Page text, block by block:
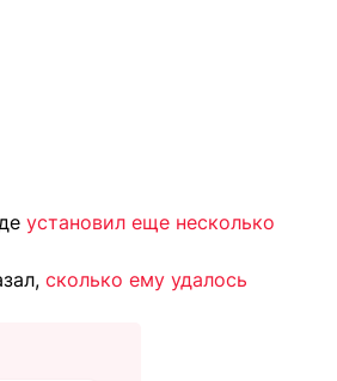
установил еще несколько
сколько ему удалось